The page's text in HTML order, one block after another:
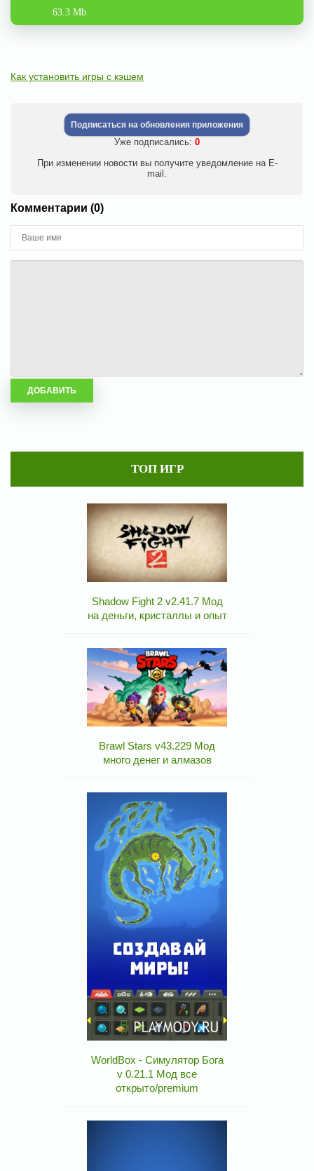
63.3 Mb
Как установить игры с кэшем
Подписаться на обновления приложения
Уже подписались: 0
При изменении новости вы получите уведомление на E-
mail.
Комментарии (0)
ТОП ИГР
Shadow Fight 2 v2.41.7 Мод
на деньги, кристаллы и опыт
Brawl Stars v43.229 Мод
много денег и алмазов
WorldBox - Симулятор Бога
v 0.21.1 Мод все
открыто/premium